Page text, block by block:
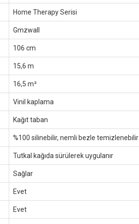
Home Therapy Serisi
Gmzwall
106 cm
15,6 m
16,5 m²
Vinil kaplama
Kağıt taban
%100 silinebilir, nemli bezle temizlenebilir
Tutkal kağıda sürülerek uygulanır
Sağlar
Evet
Evet